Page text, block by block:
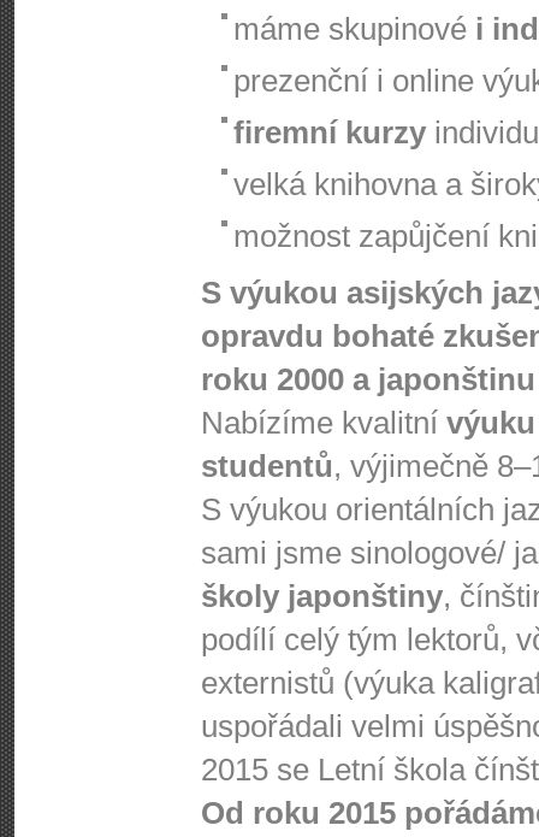
máme skupinové i
prezenční i online
firemní kurzy
velká knihovna a
možnost zapůjčení
S výukou asijských
opravdu bohaté
roku 2000 a
Nabízíme kvalitní
studentů, výjimečně
S výukou orientálních
sami jsme sinologové/
školy japonštiny,
podílí celý tým lektorů,
externistů (výuka
uspořádali velmi
2015 se Letní škola
Od roku 2015